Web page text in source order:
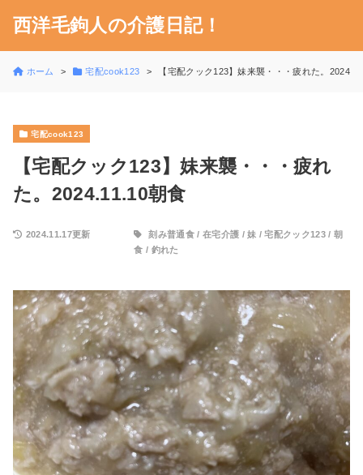
西洋毛鉤人の介護日記！
ホーム 宅配cook123 【宅配クック123】妹来襲・・・疲れた。
宅配cook123
【宅配クック123】妹来襲・・・疲れ
た。2024.11.10朝食
2024.11.17更新 刻み普通食/ 在宅介護 /妹 /宅配クック123 /朝
食 / 釣れた